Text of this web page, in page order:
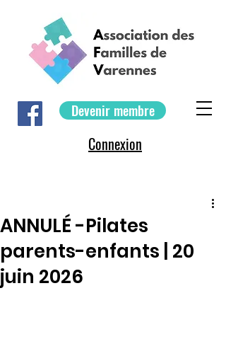
Devenir membre
Connexion
ANNULÉ -Pilates
parents-enfants | 20
juin 2026